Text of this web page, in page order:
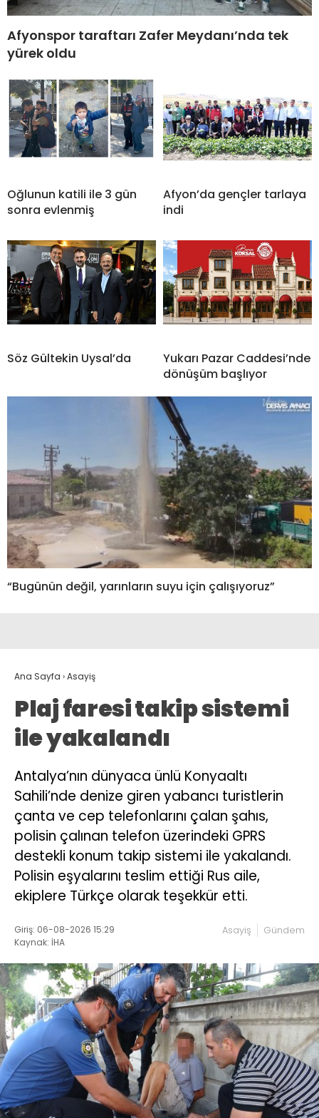
Afyonspor taraftarı Zafer Meydanı’nda tek
yürek oldu
Oğlunun katili ile 3 gün
sonra evlenmiş
Afyon’da gençler tarlaya
indi
Söz Gültekin Uysal’da
Yukarı Pazar Caddesi’nde
dönüşüm başlıyor
“Bugünün değil, yarınların suyu için çalışıyoruz”
Ana Sayfa ›Asayiş
Plaj faresi takip sistemi
ile yakalandı
Antalya’nın dünyaca ünlü Konyaaltı
Sahili’nde denize giren yabancı turistlerin
çanta ve cep telefonlarını çalan şahıs,
polisin çalınan telefon üzerindeki GPRS
destekli konum takip sistemi ile yakalandı.
Polisin eşyalarını teslim ettiği Rus aile,
ekiplere Türkçe olarak teşekkür etti.
Giriş: 06-08-2026 15:29
Kaynak: İHA
Asayiş Gündem